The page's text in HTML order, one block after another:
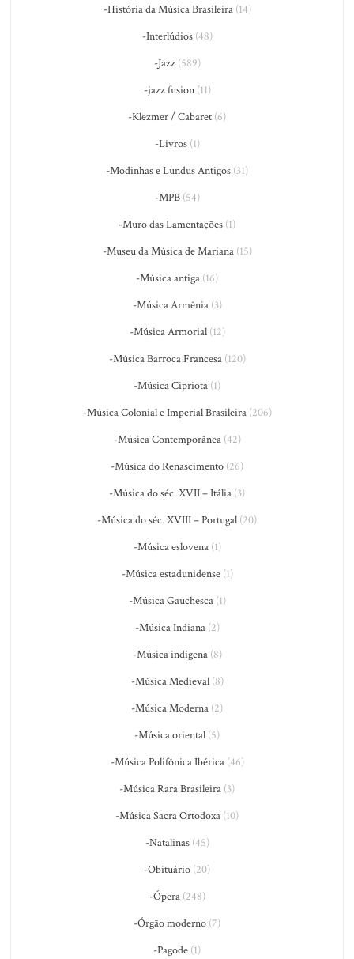
-História da Música Brasileira(14)
-Interlúdios(48)
-Jazz(589)
-jazz fusion(11)
-Klezmer / Cabaret (6)
-Livros(1)
-Modinhas e Lundus Antigos (31)
-MPB(54)
-Muro das Lamentações (1)
-Museu da Música de Mariana(15)
-Música antiga (16)
-Música Armênia(3)
-Música Armorial(12)
-Música Barroca Francesa(120)
-Música Cipriota (1)
-Música Colonial e Imperial Brasileira(206)
-Música Contemporânea(42)
-Música do Renascimento (26)
-Música do séc. XVII – Itália (3)
-Música do séc. XVIII – Portugal (20)
-Música eslovena(1)
-Música estadunidense(1)
-Música Gauchesca(1)
-Música Indiana(2)
-Música indígena(8)
-Música Medieval(8)
-Música Moderna (2)
-Música oriental (5)
-Música Polifônica Ibérica(46)
-Música Rara Brasileira (3)
-Música Sacra Ortodoxa (10)
-Natalinas(45)
-Obituário (20)
-Ópera(248)
-Órgão moderno (7)
-Pagode (1)